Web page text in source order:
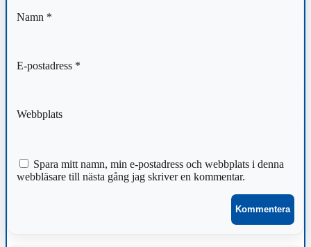
Namn *
E-postadress *
Webbplats
Spara mitt namn, min e-postadress och webbplats i denna
webbläsare till nästa gång jag skriver en kommentar.